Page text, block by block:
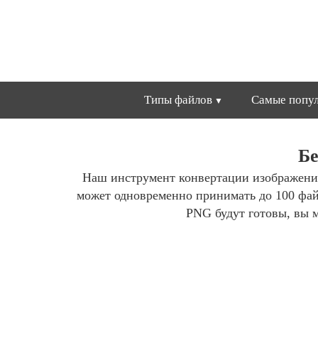
Типы файлов Самые
Наш инструмент конвертации
может одновременно принимать до 100
PNG будут готовы, вы